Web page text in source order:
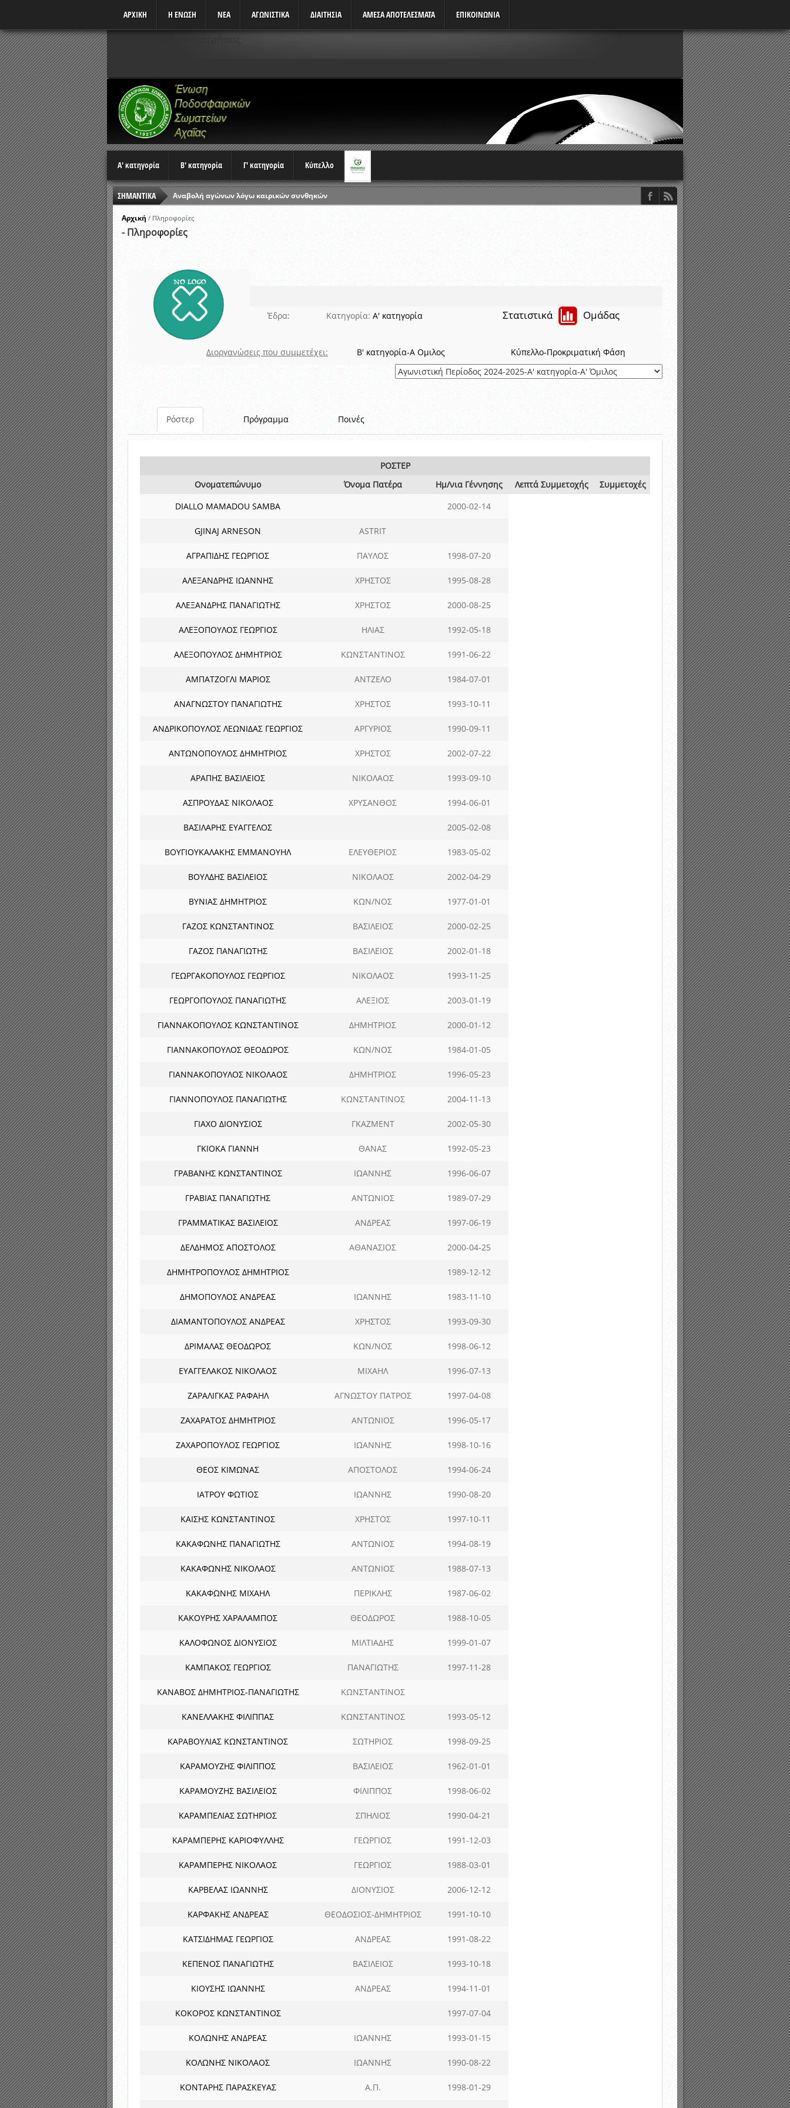
ΑΡΧΙΚΗ Η ΕΝΩΣΗ ΝΕΑ ΑΓΩΝΙΣΤΙΚΆ ΔΙΑΙΤΗΣΙΑ ΑΜΕΣΑ ΑΠΟΤΕΛΕΣΜΑΤΑ ΕΠΙΚΟΙΝΩΝΙΑ
Α' κατηγορία Β' κατηγορία Γ' κατηγορία Κύπελλο
ΣΗΜΑΝΤΙΚΑ
Αναβολή αγώνων λόγω καιρικών συνθηκών
Ώρες έναρξης αγώνων Πρωταθλημάτων
Αποτελέσματα επαναληπτικών γραπτών εξετάσεων και αγωνιστικών δοκιμασιών διαιτητών και παρατηρητών ΕΠΣΑ
Κλήρωση Β’ Φάσης Κυπέλλου Ερασιτεχνών 2015-2016
Κληρώσεις Πρωταθλημάτων και Κυπέλλου 2015-2016
Αρχική / Πληροφορίες
- Πληροφορίες
Έδρα: Κατηγορία: Α' κατηγορία Στατιστικά Ομάδας
Διοργανώσεις που συμμετέχει: Β' κατηγορία-Α Ομιλος Κύπελλο-Προκριματική Φάση
Ρόστερ Πρόγραμμα Ποινές
ΡΟΣΤΕΡ
Ονοματεπώνυμο
Όνομα Πατέρα Ημ/νια Γέννησης Λεπτά Συμμετοχής
Συμμετοχές
DIALLO MAMADOU SAMBA
2000-02-14
GJINAJ ARNESON ASTRIT
ΑΓΡΑΠΙΔΗΣ ΓΕΩΡΓΙΟΣ ΠΑΥΛΟΣ 1998-07-20
ΑΛΕΞΑΝΔΡΗΣ ΙΩΑΝΝΗΣ ΧΡΗΣΤΟΣ 1995-08-28
ΑΛΕΞΑΝΔΡΗΣ ΠΑΝΑΓΙΩΤΗΣ ΧΡΗΣΤΟΣ 2000-08-25
ΑΛΕΞΟΠΟΥΛΟΣ ΓΕΩΡΓΙΟΣ ΗΛΙΑΣ 1992-05-18
ΑΛΕΞΟΠΟΥΛΟΣ ΔΗΜΗΤΡΙΟΣ ΚΩΝΣΤΑΝΤΙΝΟΣ 1991-06-22
ΑΜΠΑΤΖΟΓΛΙ ΜΑΡΙΟΣ ΑΝΤΖΕΛΟ 1984-07-01
ΑΝΑΓΝΩΣΤΟΥ ΠΑΝΑΓΙΩΤΗΣ ΧΡΗΣΤΟΣ 1993-10-11
ΑΝΔΡΙΚΟΠΟΥΛΟΣ ΛΕΩΝΙΔΑΣ ΓΕΩΡΓΙΟΣ ΑΡΓΥΡΙΟΣ 1990-09-11
ΑΝΤΩΝΟΠΟΥΛΟΣ ΔΗΜΗΤΡΙΟΣ ΧΡΗΣΤΟΣ 2002-07-22
ΑΡΑΠΗΣ ΒΑΣΙΛΕΙΟΣ ΝΙΚΟΛΑΟΣ 1993-09-10
ΑΣΠΡΟΥΔΑΣ ΝΙΚΟΛΑΟΣ ΧΡΥΣΑΝΘΟΣ 1994-06-01
ΒΑΣΙΛΑΡΗΣ ΕΥΑΓΓΕΛΟΣ 2005-02-08
ΒΟΥΓΙΟΥΚΑΛΑΚΗΣ ΕΜΜΑΝΟΥΗΛ ΕΛΕΥΘΕΡΙΟΣ 1983-05-02
ΒΟΥΛΔΗΣ ΒΑΣΙΛΕΙΟΣ ΝΙΚΟΛΑΟΣ 2002-04-29
ΒΥΝΙΑΣ ΔΗΜΗΤΡΙΟΣ ΚΩΝ/ΝΟΣ 1977-01-01
ΓΑΖΟΣ ΚΩΝΣΤΑΝΤΙΝΟΣ ΒΑΣΙΛΕΙΟΣ 2000-02-25
ΓΑΖΟΣ ΠΑΝΑΓΙΩΤΗΣ ΒΑΣΙΛΕΙΟΣ 2002-01-18
ΓΕΩΡΓΑΚΟΠΟΥΛΟΣ ΓΕΩΡΓΙΟΣ ΝΙΚΟΛΑΟΣ 1993-11-25
ΓΕΩΡΓΟΠΟΥΛΟΣ ΠΑΝΑΓΙΩΤΗΣ ΑΛΕΞΙΟΣ 2003-01-19
ΓΙΑΝΝΑΚΟΠΟΥΛΟΣ ΚΩΝΣΤΑΝΤΙΝΟΣ ΔΗΜΗΤΡΙΟΣ 2000-01-12
ΓΙΑΝΝΑΚΟΠΟΥΛΟΣ ΘΕΟΔΩΡΟΣ ΚΩΝ/ΝΟΣ 1984-01-05
ΓΙΑΝΝΑΚΟΠΟΥΛΟΣ ΝΙΚΟΛΑΟΣ ΔΗΜΗΤΡΙΟΣ 1996-05-23
ΓΙΑΝΝΟΠΟΥΛΟΣ ΠΑΝΑΓΙΩΤΗΣ ΚΩΝΣΤΑΝΤΙΝΟΣ 2004-11-13
ΓΙΑΧΟ ΔΙΟΝΥΣΙΟΣ ΓΚΑΖΜΕΝΤ 2002-05-30
ΓΚΙΟΚΑ ΓΙΑΝΝΗ ΘΑΝΑΣ 1992-05-23
ΓΡΑΒΑΝΗΣ ΚΩΝΣΤΑΝΤΙΝΟΣ ΙΩΑΝΝΗΣ 1996-06-07
ΓΡΑΒΙΑΣ ΠΑΝΑΓΙΩΤΗΣ ΑΝΤΩΝΙΟΣ 1989-07-29
ΓΡΑΜΜΑΤΙΚΑΣ ΒΑΣΙΛΕΙΟΣ ΑΝΔΡΕΑΣ 1997-06-19
ΔΕΛΔΗΜΟΣ ΑΠΟΣΤΟΛΟΣ ΑΘΑΝΑΣΙΟΣ 2000-04-25
ΔΗΜΗΤΡΟΠΟΥΛΟΣ ΔΗΜΗΤΡΙΟΣ 1989-12-12
ΔΗΜΟΠΟΥΛΟΣ ΑΝΔΡΕΑΣ ΙΩΑΝΝΗΣ 1983-11-10
ΔΙΑΜΑΝΤΟΠΟΥΛΟΣ ΑΝΔΡΕΑΣ ΧΡΗΣΤΟΣ 1993-09-30
ΔΡΙΜΑΛΑΣ ΘΕΟΔΩΡΟΣ ΚΩΝ/ΝΟΣ 1998-06-12
ΕΥΑΓΓΕΛΑΚΟΣ ΝΙΚΟΛΑΟΣ ΜΙΧΑΗΛ 1996-07-13
ΖΑΡΑΛΙΓΚΑΣ ΡΑΦΑΗΛ ΑΓΝΩΣΤΟΥ ΠΑΤΡΟΣ 1997-04-08
ΖΑΧΑΡΑΤΟΣ ΔΗΜΗΤΡΙΟΣ ΑΝΤΩΝΙΟΣ 1996-05-17
ΖΑΧΑΡΟΠΟΥΛΟΣ ΓΕΩΡΓΙΟΣ ΙΩΑΝΝΗΣ 1998-10-16
ΘΕΟΣ ΚΙΜΩΝΑΣ ΑΠΟΣΤΟΛΟΣ 1994-06-24
ΙΑΤΡΟΥ ΦΩΤΙΟΣ ΙΩΑΝΝΗΣ 1990-08-20
ΚΑΙΣΗΣ ΚΩΝΣΤΑΝΤΙΝΟΣ ΧΡΗΣΤΟΣ 1997-10-11
ΚΑΚΑΦΩΝΗΣ ΠΑΝΑΓΙΩΤΗΣ ΑΝΤΩΝΙΟΣ 1994-08-19
ΚΑΚΑΦΩΝΗΣ ΝΙΚΟΛΑΟΣ ΑΝΤΩΝΙΟΣ 1988-07-13
ΚΑΚΑΦΩΝΗΣ ΜΙΧΑΗΛ ΠΕΡΙΚΛΗΣ 1987-06-02
ΚΑΚΟΥΡΗΣ ΧΑΡΑΛΑΜΠΟΣ ΘΕΟΔΩΡΟΣ 1988-10-05
ΚΑΛΟΦΩΝΟΣ ΔΙΟΝΥΣΙΟΣ ΜΙΛΤΙΑΔΗΣ 1999-01-07
ΚΑΜΠΑΚΟΣ ΓΕΩΡΓΙΟΣ ΠΑΝΑΓΙΩΤΗΣ 1997-11-28
ΚΑΝΑΒΟΣ ΔΗΜΗΤΡΙΟΣ-ΠΑΝΑΓΙΩΤΗΣ ΚΩΝΣΤΑΝΤΙΝΟΣ
ΚΑΝΕΛΛΑΚΗΣ ΦΙΛΙΠΠΑΣ ΚΩΝΣΤΑΝΤΙΝΟΣ 1993-05-12
ΚΑΡΑΒΟΥΛΙΑΣ ΚΩΝΣΤΑΝΤΙΝΟΣ ΣΩΤΗΡΙΟΣ 1998-09-25
ΚΑΡΑΜΟΥΖΗΣ ΦΙΛΙΠΠΟΣ ΒΑΣΙΛΕΙΟΣ 1962-01-01
ΚΑΡΑΜΟΥΖΗΣ ΒΑΣΙΛΕΙΟΣ ΦΙΛΙΠΠΟΣ 1998-06-02
ΚΑΡΑΜΠΕΛΙΑΣ ΣΩΤΗΡΙΟΣ ΣΠΗΛΙΟΣ 1990-04-21
ΚΑΡΑΜΠΕΡΗΣ ΚΑΡΙΟΦΥΛΛΗΣ ΓΕΩΡΓΙΟΣ 1991-12-03
ΚΑΡΑΜΠΕΡΗΣ ΝΙΚΟΛΑΟΣ ΓΕΩΡΓΙΟΣ 1988-03-01
ΚΑΡΒΕΛΑΣ ΙΩΑΝΝΗΣ ΔΙΟΝΥΣΙΟΣ 2006-12-12
ΚΑΡΦΑΚΗΣ ΑΝΔΡΕΑΣ ΘΕΟΔΟΣΙΟΣ-ΔΗΜΗΤΡΙΟΣ 1991-10-10
ΚΑΤΣΙΔΗΜΑΣ ΓΕΩΡΓΙΟΣ ΑΝΔΡΕΑΣ 1991-08-22
ΚΕΠΕΝΟΣ ΠΑΝΑΓΙΩΤΗΣ ΒΑΣΙΛΕΙΟΣ 1993-10-18
ΚΙΟΥΣΗΣ ΙΩΑΝΝΗΣ ΑΝΔΡΕΑΣ 1994-11-01
ΚΟΚΟΡΟΣ ΚΩΝΣΤΑΝΤΙΝΟΣ 1997-07-04
ΚΟΛΩΝΗΣ ΑΝΔΡΕΑΣ ΙΩΑΝΝΗΣ 1993-01-15
ΚΟΛΩΝΗΣ ΝΙΚΟΛΑΟΣ ΙΩΑΝΝΗΣ 1990-08-22
ΚΟΝΤΑΡΗΣ ΠΑΡΑΣΚΕΥΑΣ Α.Π. 1998-01-29